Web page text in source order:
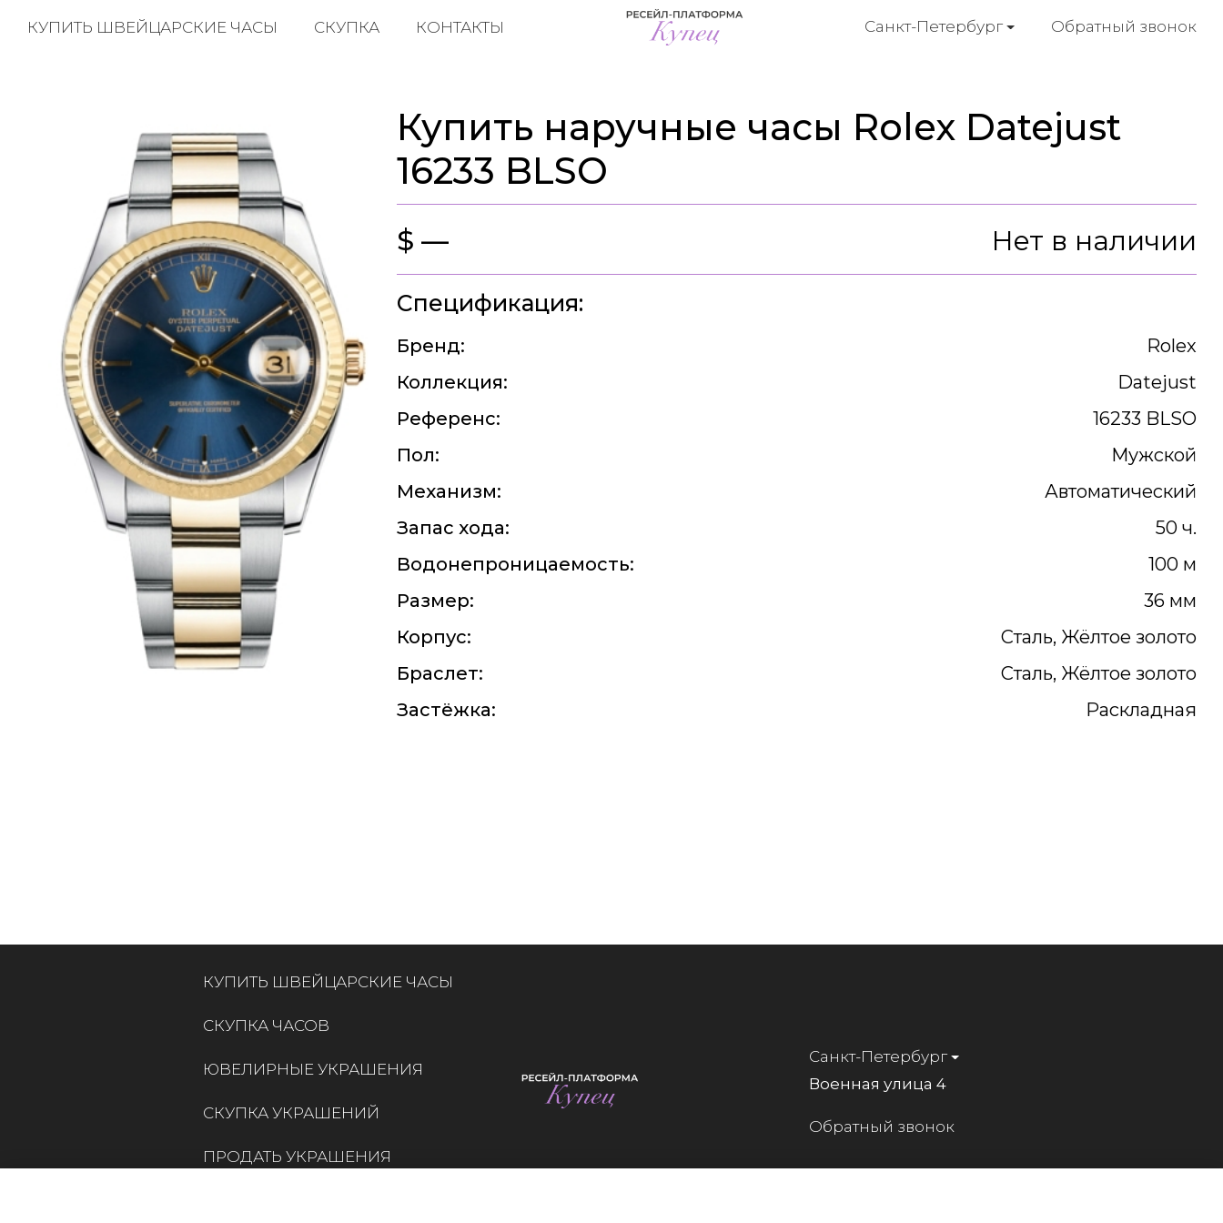
Санкт-Петербург Обратный звонок
КУПИТЬ ШВЕЙЦАРСКИЕ ЧАСЫ СКУПКА КОНТАКТЫ
Купить наручные часы Rolex Datejust
16233 BLSO
$ — Нет в наличии
Спецификация:
Бренд:
Rolex
Коллекция:
Datejust
Референс:
16233 BLSO
Пол:
Мужской
Механизм:
Автоматический
Запас хода:
50 ч.
Водонепроницаемость:
100 м
Размер:
36 мм
Корпус:
Сталь, Жёлтое золото
Браслет:
Сталь, Жёлтое золото
Застёжка:
Раскладная
КУПИТЬ ШВЕЙЦАРСКИЕ ЧАСЫ
СКУПКА ЧАСОВ
ЮВЕЛИРНЫЕ УКРАШЕНИЯ
СКУПКА УКРАШЕНИЙ
ПРОДАТЬ УКРАШЕНИЯ
Санкт-Петербург
Военная улица 4
Обратный звонок